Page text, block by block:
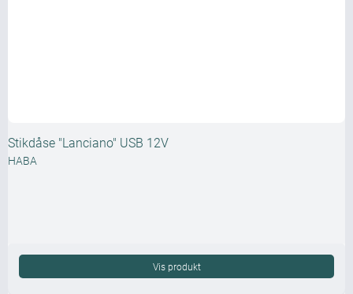
Stikdåse "Lanciano" USB 12V
HABA
Vis produkt